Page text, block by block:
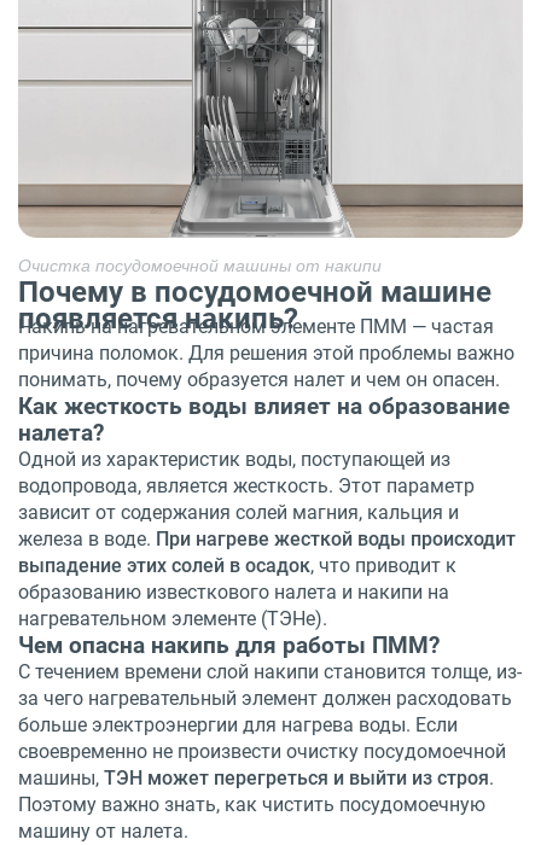
Очистка посудомоечной машины от накипи
Почему в посудомоечной машине
появляется накипь?
Накипь на нагревательном элементе ПММ — частая
причина поломок. Для решения этой проблемы важно
понимать, почему образуется налет и чем он опасен.
Как жесткость воды влияет на образование
налета?
Одной из характеристик воды, поступающей из
водопровода, является жесткость. Этот параметр
зависит от содержания солей магния, кальция и
железа в воде. При нагреве жесткой воды происходит
выпадение этих солей в осадок, что приводит к
образованию известкового налета и накипи на
нагревательном элементе (ТЭНе).
Чем опасна накипь для работы ПММ?
С течением времени слой накипи становится толще, из-
за чего нагревательный элемент должен расходовать
больше электроэнергии для нагрева воды. Если
своевременно не произвести очистку посудомоечной
машины, ТЭН может перегреться и выйти из строя.
Поэтому важно знать, как чистить посудомоечную
машину от налета.